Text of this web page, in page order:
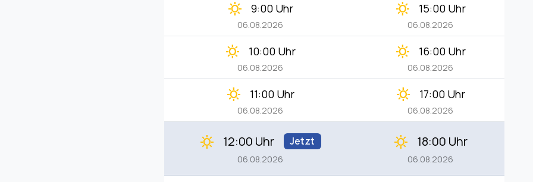
clear_day 9:00 Uhr
06.08.2026
clear_day 15:00 Uhr
06.08.2026
clear_day 10:00 Uhr
06.08.2026
clear_day 16:00 Uhr
06.08.2026
clear_day 11:00 Uhr
06.08.2026
clear_day 17:00 Uhr
06.08.2026
clear_day 12:00 Uhr Jetzt
06.08.2026
clear_day 18:00 Uhr
06.08.2026